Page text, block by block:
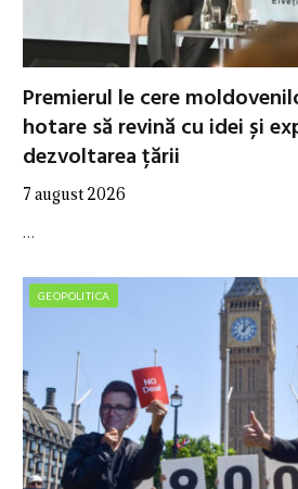
Premierul le cere
hotare să revină cu idei și
dezvoltarea țării
7 august 2026
…
GEOPOLITICA